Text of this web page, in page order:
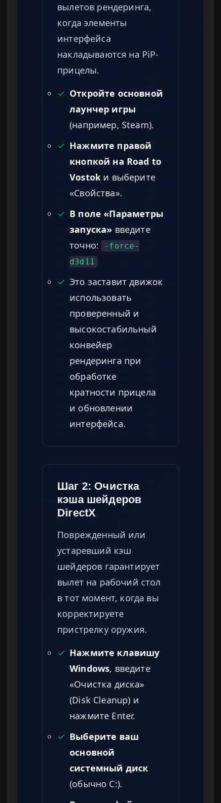
вылетов рендеринга,
когда элементы
интерфейса
накладываются на PiP-
прицелы.
✓ Откройте основной
лаунчер игры
(например, Steam).
✓ Нажмите правой
кнопкой на Road to
Vostok и выберите
«Свойства».
✓ В поле «Параметры
запуска» введите
точно:
-force-
d3d11
✓ Это заставит движок
использовать
проверенный и
высокостабильный
конвейер
рендеринга при
обработке
кратности прицела
и обновлении
интерфейса.
Шаг 2: Очистка
кэша шейдеров
DirectX
Поврежденный или
устаревший кэш
шейдеров гарантирует
вылет на рабочий стол
в тот момент, когда вы
корректируете
пристрелку оружия.
✓ Нажмите клавишу
Windows, введите
«Очистка диска»
(Disk Cleanup) и
нажмите Enter.
✓ Выберите ваш
основной
системный диск
(обычно C:).